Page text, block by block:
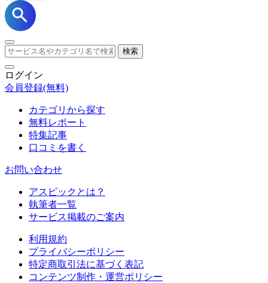
検索
ログイン
会員登録(無料)
カテゴリから探す
無料レポート
特集記事
口コミを書く
お問い合わせ
アスピックとは？
執筆者一覧
サービス掲載のご案内
利用規約
プライバシーポリシー
特定商取引法に基づく表記
コンテンツ制作・運営ポリシー